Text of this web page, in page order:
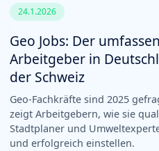
24.1.2026
Geo Jobs: Der
Arbeitgeber in
der Schweiz
Geo-Fachkräfte sind 2025
zeigt Arbeitgebern, wie sie
Stadtplaner und
und erfolgreich einstellen.